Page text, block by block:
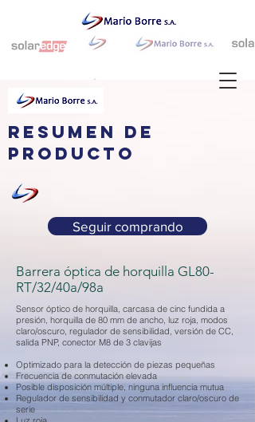
resumen de
producto
Seguir comprando
Barrera óptica de horquilla GL80-
RT/32/40a/98a
Sensor óptico de horquilla, carcasa de cinc fundida a
presión, horquilla de 80 mm de ancho, luz roja, modos
claro/oscuro, regulador de sensibilidad, versión de CC,
salida PNP, conector M8 de 3 clavijas
Optimizado para la detección de piezas pequeñas
Frecuencia de conmutación elevada
Posible disposición múltiple, ninguna influencia mutua
Regulador de sensibilidad y conmutador claro/oscuro de
serie